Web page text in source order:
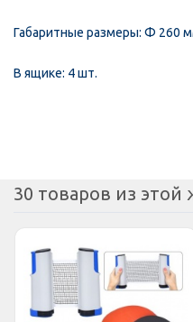
Габаритные размеры: Ф 260
В ящике: 4 шт.
30 товаров из этой